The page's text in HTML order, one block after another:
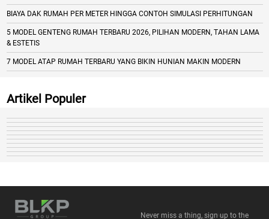
BIAYA DAK RUMAH PER METER HINGGA CONTOH SIMULASI PERHITUNGAN
5 MODEL GENTENG RUMAH TERBARU 2026, PILIHAN MODERN, TAHAN LAMA
& ESTETIS
7 MODEL ATAP RUMAH TERBARU YANG BIKIN HUNIAN MAKIN MODERN
Artikel Populer
Never miss a thing, sign up to the